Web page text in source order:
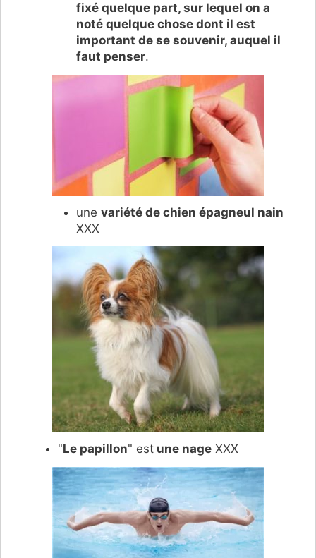
fixé quelque part, sur lequel on a
noté quelque chose dont il est
important de se souvenir, auquel il
faut penser.
une variété de chien épagneul nain
XXX
"Le papillon" est une nage XXX